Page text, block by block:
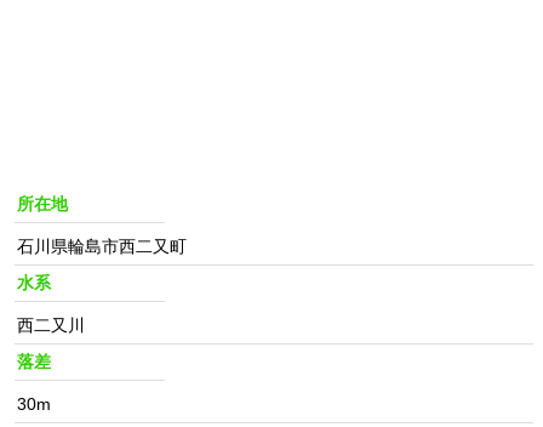
所在地
石川県輪島市西二又町
水系
西二又川
落差
30m